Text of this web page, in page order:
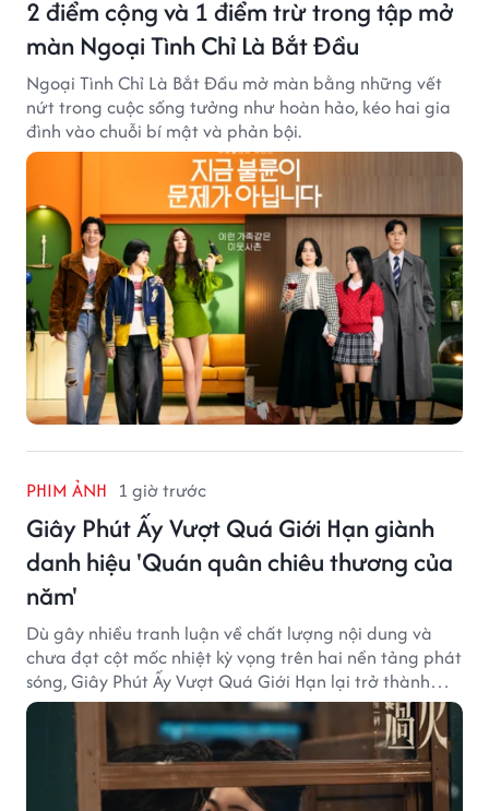
2 điểm cộng và 1 điểm trừ trong tập mở
màn Ngoại Tình Chỉ Là Bắt Đầu
Ngoại Tình Chỉ Là Bắt Đầu mở màn bằng những vết
nứt trong cuộc sống tưởng như hoàn hảo, kéo hai gia
đình vào chuỗi bí mật và phản bội.
PHIM ẢNH 1 giờ trước
Giây Phút Ấy Vượt Quá Giới Hạn giành
danh hiệu 'Quán quân chiêu thương của
năm'
Dù gây nhiều tranh luận về chất lượng nội dung và
chưa đạt cột mốc nhiệt kỳ vọng trên hai nền tảng phát
sóng, Giây Phút Ấy Vượt Quá Giới Hạn lại trở thành
hiện tượng ở khía cạnh thương mại.